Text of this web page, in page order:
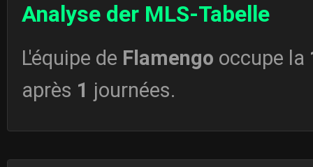
Analyse der MLS-Tabelle
L'équipe de Flamengo occupe la
après 1 journées.